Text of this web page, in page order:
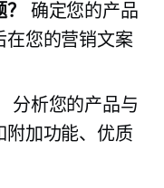
确定您的产品
在您的营销文案
分析您的产品与
附加功能、优质